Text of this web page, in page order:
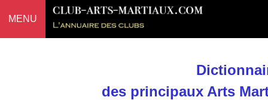
MENU
des principaux Arts